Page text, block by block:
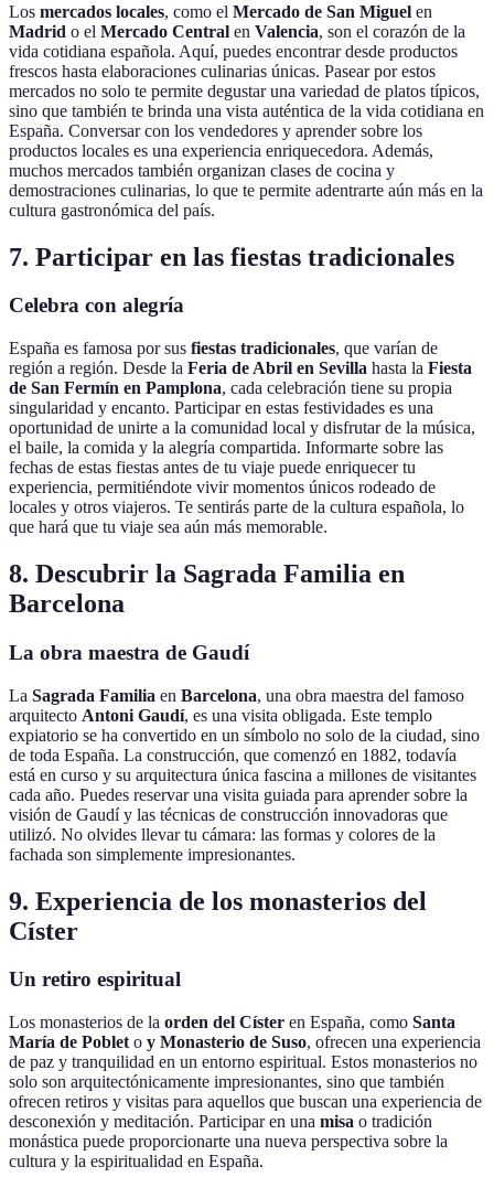
Los mercados locales, como el Mercado de San Miguel en
Madrid o el Mercado Central en Valencia, son el corazón de la
vida cotidiana española. Aquí, puedes encontrar desde productos
frescos hasta elaboraciones culinarias únicas. Pasear por estos
mercados no solo te permite degustar una variedad de platos típicos,
sino que también te brinda una vista auténtica de la vida cotidiana en
España. Conversar con los vendedores y aprender sobre los
productos locales es una experiencia enriquecedora. Además,
muchos mercados también organizan clases de cocina y
demostraciones culinarias, lo que te permite adentrarte aún más en la
cultura gastronómica del país.
7. Participar en las fiestas tradicionales
Celebra con alegría
España es famosa por sus fiestas tradicionales, que varían de
región a región. Desde la Feria de Abril en Sevilla hasta la Fiesta
de San Fermín en Pamplona, cada celebración tiene su propia
singularidad y encanto. Participar en estas festividades es una
oportunidad de unirte a la comunidad local y disfrutar de la música,
el baile, la comida y la alegría compartida. Informarte sobre las
fechas de estas fiestas antes de tu viaje puede enriquecer tu
experiencia, permitiéndote vivir momentos únicos rodeado de
locales y otros viajeros. Te sentirás parte de la cultura española, lo
que hará que tu viaje sea aún más memorable.
8. Descubrir la Sagrada Familia en
Barcelona
La obra maestra de Gaudí
La Sagrada Familia en Barcelona, una obra maestra del famoso
arquitecto Antoni Gaudí, es una visita obligada. Este templo
expiatorio se ha convertido en un símbolo no solo de la ciudad, sino
de toda España. La construcción, que comenzó en 1882, todavía
está en curso y su arquitectura única fascina a millones de visitantes
cada año. Puedes reservar una visita guiada para aprender sobre la
visión de Gaudí y las técnicas de construcción innovadoras que
utilizó. No olvides llevar tu cámara: las formas y colores de la
fachada son simplemente impresionantes.
9. Experiencia de los monasterios del
Císter
Un retiro espiritual
Los monasterios de la orden del Císter en España, como Santa
María de Poblet o y Monasterio de Suso, ofrecen una experiencia
de paz y tranquilidad en un entorno espiritual. Estos monasterios no
solo son arquitectónicamente impresionantes, sino que también
ofrecen retiros y visitas para aquellos que buscan una experiencia de
desconexión y meditación. Participar en una misa o tradición
monástica puede proporcionarte una nueva perspectiva sobre la
cultura y la espiritualidad en España.